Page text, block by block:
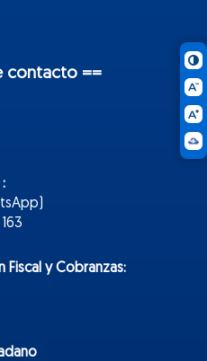
contacto ==
y Cobranzas: